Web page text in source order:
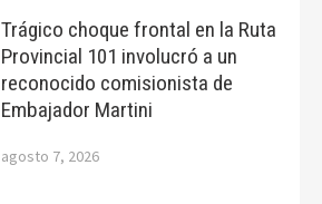
Trágico choque frontal en la Ruta
Provincial 101 involucró a un
reconocido comisionista de
Embajador Martini
agosto 7, 2026